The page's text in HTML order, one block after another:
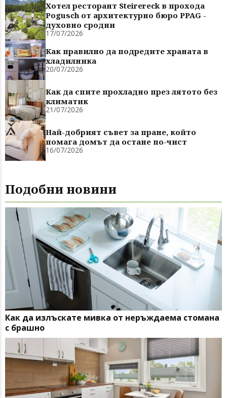
Хотел ресторант Steirereck в прохода
Pogusch от архитектурно бюро PPAG -
духовно сродни
17/07/2026
Как правилно да подредите храната в
хладилника
20/07/2026
Как да спите прохладно през лятото без
климатик
21/07/2026
Най-добрият съвет за пране, който
помага домът да остане по-чист
16/07/2026
Подобни новини
Как да излъскате мивка от неръждаема стомана
с брашно